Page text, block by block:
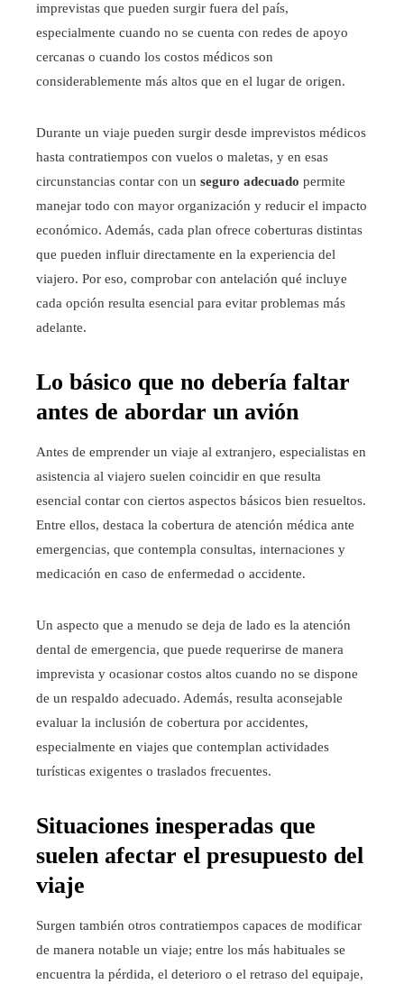
imprevistas que pueden surgir fuera del país,
especialmente cuando no se cuenta con redes de apoyo
cercanas o cuando los costos médicos son
considerablemente más altos que en el lugar de origen.
Durante un viaje pueden surgir desde imprevistos médicos
hasta contratiempos con vuelos o maletas, y en esas
circunstancias contar con un seguro adecuado permite
manejar todo con mayor organización y reducir el impacto
económico. Además, cada plan ofrece coberturas distintas
que pueden influir directamente en la experiencia del
viajero. Por eso, comprobar con antelación qué incluye
cada opción resulta esencial para evitar problemas más
adelante.
Lo básico que no debería faltar
antes de abordar un avión
Antes de emprender un viaje al extranjero, especialistas en
asistencia al viajero suelen coincidir en que resulta
esencial contar con ciertos aspectos básicos bien resueltos.
Entre ellos, destaca la cobertura de atención médica ante
emergencias, que contempla consultas, internaciones y
medicación en caso de enfermedad o accidente.
Un aspecto que a menudo se deja de lado es la atención
dental de emergencia, que puede requerirse de manera
imprevista y ocasionar costos altos cuando no se dispone
de un respaldo adecuado. Además, resulta aconsejable
evaluar la inclusión de cobertura por accidentes,
especialmente en viajes que contemplan actividades
turísticas exigentes o traslados frecuentes.
Situaciones inesperadas que
suelen afectar el presupuesto del
viaje
Surgen también otros contratiempos capaces de modificar
de manera notable un viaje; entre los más habituales se
encuentra la pérdida, el deterioro o el retraso del equipaje,